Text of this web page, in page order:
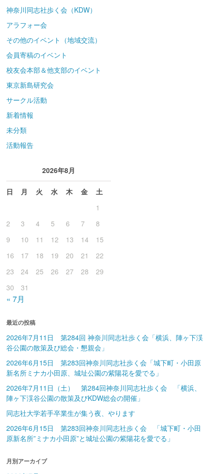
神奈川同志社歩く会（KDW）
アラフォー会
その他のイベント（地域交流）
会員寄稿のイベント
校友会本部＆他支部のイベント
東京新島研究会
サークル活動
新着情報
未分類
活動報告
2026年8月
日 月 火 水 木 金
土
1
2
3 4 5 6 7
8
9
10 11 12 13 14
15
16
17 18 19 20 21
22
23
24 25 26 27 28
29
30
31
« 7月
最近の投稿
2026年7月11日 第284回 神奈川同志社歩く会「横浜、陣ヶ下渓
谷公園の散策及び総会・懇親会」
2026年6月15日 第283回神奈川同志社歩く会「城下町・小田原
新名所ミナカ小田原、城址公園の紫陽花を愛でる」
2026年7月11日（土） 第284回神奈川同志社歩く会 「横浜、
陣ヶ下渓谷公園の散策及びKDW総会の開催」
同志社大学若手卒業生が集う夜、やります
2026年6月15日 第283回神奈川同志社歩く会 「城下町・小田
原新名所”ミナカ小田原”と城址公園の紫陽花を愛でる」
月別アーカイブ